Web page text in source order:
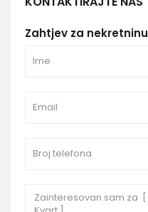
Zahtjev za nekretninu